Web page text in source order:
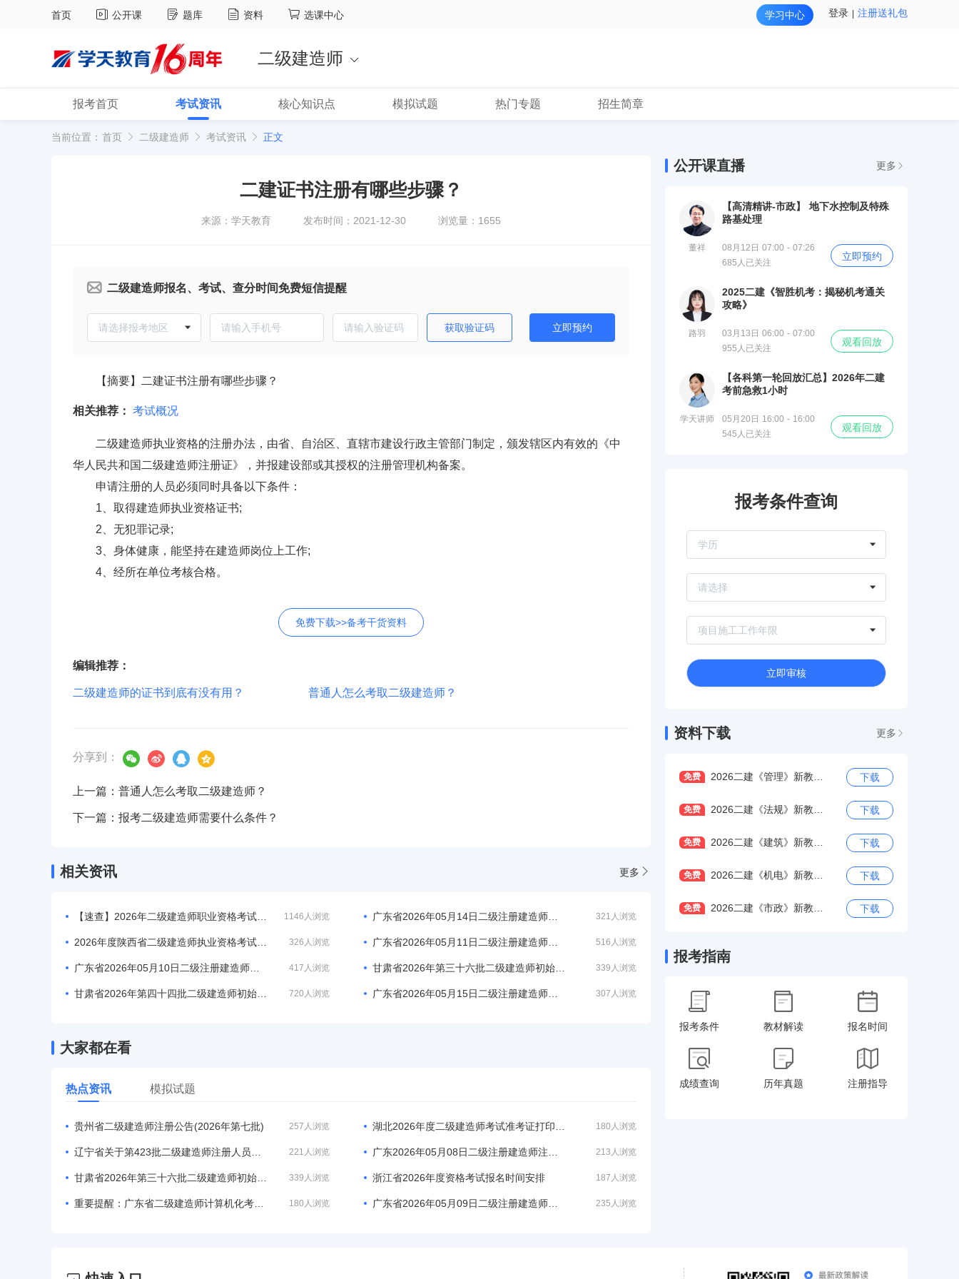
首页 公开课 题库 资料 选课中心 学习中心 登录 注册送礼包
二级建造师
报考首页 考试资讯 核心知识点 模拟试题 热门专题 招生简章
当前位置： 首页 二级建造师 考试资讯 正文
二建证书注册有哪些步骤？
来源：学天教育 发布时间：2021-12-30 浏览量：1655
二级建造师报名、考试、查分时间免费短信提醒
获取验证码 立即预约
【摘要】二建证书注册有哪些步骤？
相关推荐： 考试概况
二级建造师执业资格的注册办法，由省、自治区、直辖市建设行政主管部门制定，颁发辖区内有效的《中
华人民共和国二级建造师注册证》，并报建设部或其授权的注册管理机构备案。
申请注册的人员必须同时具备以下条件：
1、取得建造师执业资格证书;
2、无犯罪记录;
3、身体健康，能坚持在建造师岗位上工作;
4、经所在单位考核合格。
免费下载>>备考干货资料
编辑推荐：
二级建造师的证书到底有没有用？ 普通人怎么考取二级建造师？
分享到：
上一篇：普通人怎么考取二级建造师？
下一篇：报考二级建造师需要什么条件？
相关资讯 更多
1146人浏览 321人浏览
326人浏览 516人浏览
417人浏览 339人浏览
720人浏览 307人浏览
大家都在看
热点资讯 模拟试题
贵州省二级建造师注册公告(2026年第七批) 257人浏览 180人浏览
221人浏览 213人浏览
339人浏览 浙江省2026年度资格考试报名时间安排 187人浏览
180人浏览 235人浏览
公开课直播 更多
董祥
【高清精讲-市政】 地下水控制及特殊
路基处理
08月12日 07:00 - 07:26
685人已关注
立即预约
路羽
2025二建《智胜机考：揭秘机考通关
攻略》
03月13日 06:00 - 07:00
955人已关注
观看回放
学天讲师
【各科第一轮回放汇总】2026年二建
考前急救1小时
05月20日 16:00 - 16:00
545人已关注
观看回放
报考条件查询
立即审核
资料下载 更多
免费 下载
免费 下载
免费 下载
免费 下载
免费 下载
报考指南
报考条件 教材解读 报名时间
成绩查询 历年真题 注册指导